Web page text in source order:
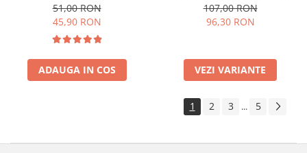
51,00 RON
45,90 RON
ADAUGA IN COS
107,00 RON
96,30 RON
VEZI VARIANTE
1 2 3 ... 5